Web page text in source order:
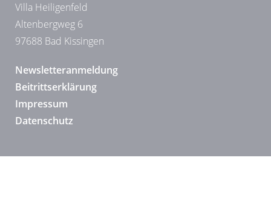
Villa Heiligenfeld
Altenbergweg 6
97688 Bad Kissingen
Newsletteranmeldung
Beitrittserklärung
Impressum
Datenschutz